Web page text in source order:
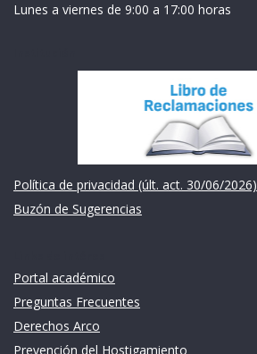
Lunes a viernes de 9:00 a 17:00 horas
Política de privacidad (últ. act. 30/06/2026)
Buzón de Sugerencias
Portal académico
Preguntas Frecuentes
Derechos Arco
Prevención del Hostigamiento